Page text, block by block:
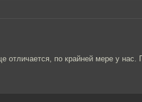
отличается, по крайней мере у нас.